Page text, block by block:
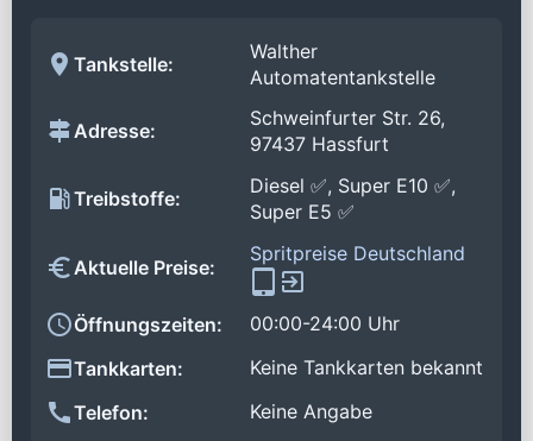
Tankstelle:
Walther
Automatentankstelle
Adresse:
Schweinfurter Str. 26,
97437 Hassfurt
Treibstoffe:
Diesel ✅, Super E10 ✅,
Super E5 ✅
Aktuelle Preise:
Spritpreise Deutschland
Öffnungszeiten:
00:00-24:00 Uhr
Tankkarten:
Keine Tankkarten bekannt
Telefon:
Keine Angabe